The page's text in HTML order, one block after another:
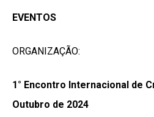
EVENTOS
ORGANIZAÇÃO:
1° Encontro Internacional de
Outubro de 2024